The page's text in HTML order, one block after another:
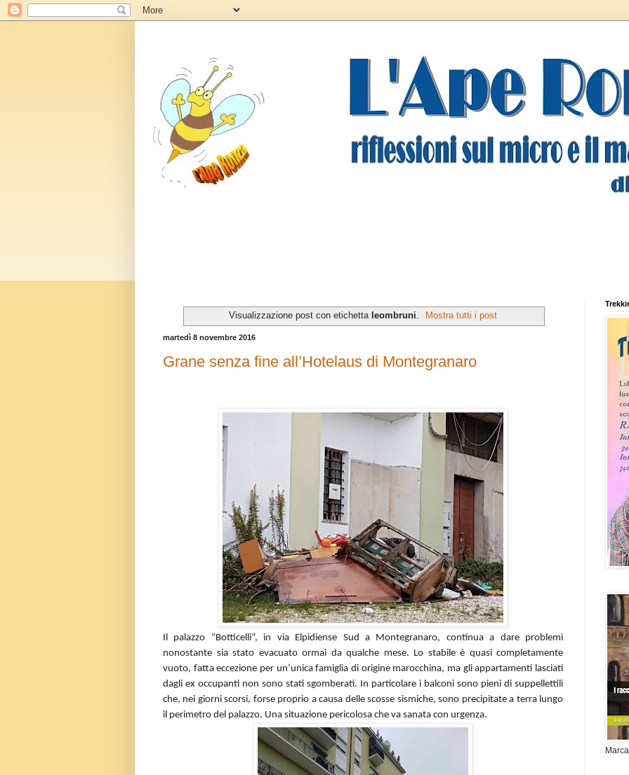
Visualizzazione post con etichetta leombruni Mostra tutti i post
martedì 8 novembre 2016
Grane senza fine all’Hotelaus di Montegranaro
Il palazzo “Botticelli”, in via Elpidiense Sud a Montegranaro, continua a dare problemi
nonostante sia stato evacuato ormai da qualche mese. Lo stabile è quasi completamente
vuoto, fatta eccezione per un’unica famiglia di origine marocchina, ma gli appartamenti lasciati
dagli ex occupanti non sono stati sgomberati. In particolare i balconi sono pieni di suppellettili
che, nei giorni scorsi, forse proprio a causa delle scosse sismiche, sono precipitate a terra lungo
il perimetro del palazzo. Una situazione pericolosa che va sanata con urgenza.
Marca